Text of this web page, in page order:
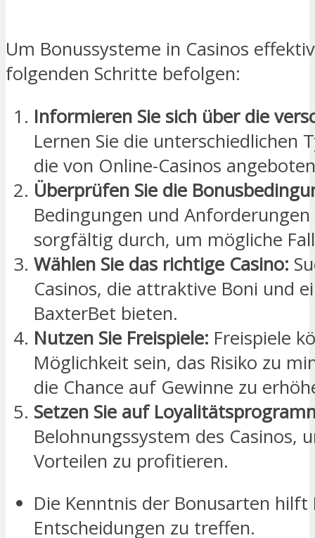
Um Bonussysteme in Casinos
folgenden Schritte befolgen:
Informieren Sie sich über die
Lernen Sie die unterschiedlichen
die von Online-Casinos
Überprüfen Sie die
Bedingungen und
sorgfältig durch, um mögliche
Wählen Sie das richtige Casino:
Casinos, die attraktive Boni und
BaxterBet bieten.
Nutzen Sie Freispiele: Freispiele
Möglichkeit sein, das Risiko zu
die Chance auf Gewinne zu
Setzen Sie auf
Belohnungssystem des Casinos,
Vorteilen zu profitieren.
Die Kenntnis der Bonusarten hilft
Entscheidungen zu treffen.